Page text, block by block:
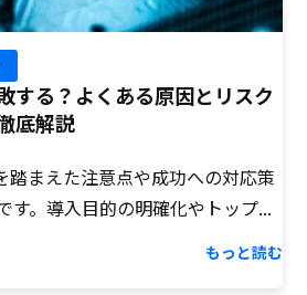
する？よくある原因とリスク
底解説
踏まえた注意点や成功への対応策
す。導入目的の明確化やトップ...
もっと読む